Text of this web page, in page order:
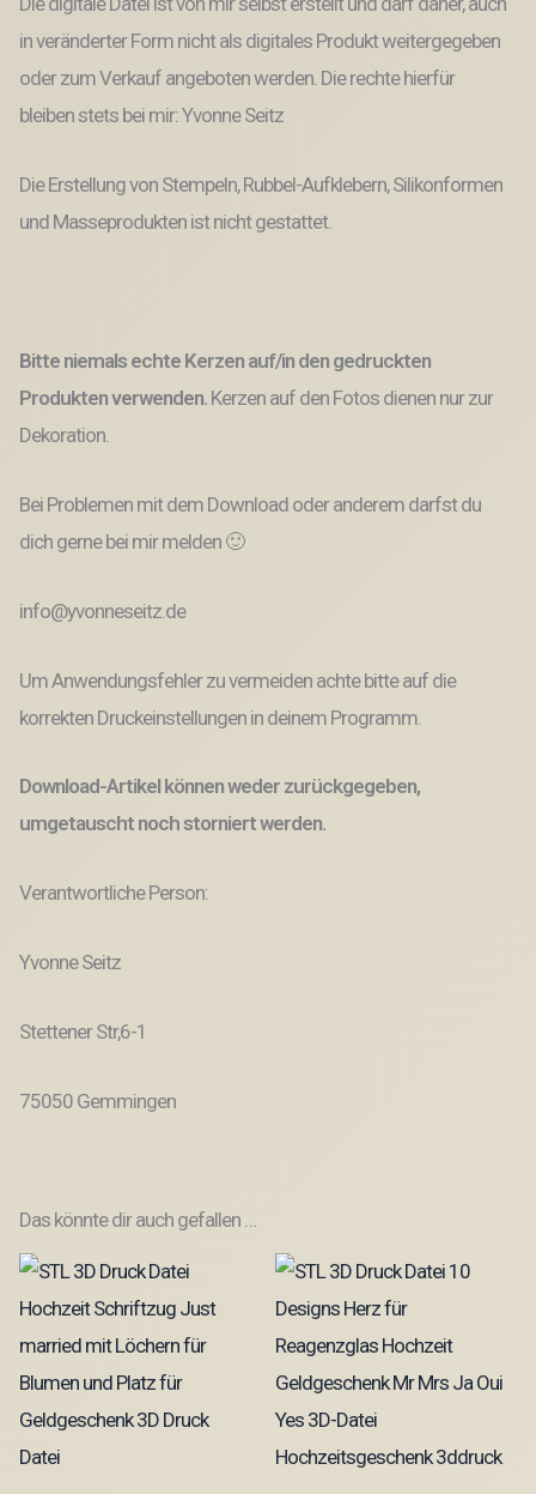
in veränderter Form nicht als digitales Produkt weitergegeben
oder zum Verkauf angeboten werden. Die rechte hierfür
bleiben stets bei mir: Yvonne Seitz
Die Erstellung von Stempeln, Rubbel-Aufklebern, Silikonformen
und Masseprodukten ist nicht gestattet.
Bitte niemals echte Kerzen auf/in den gedruckten
Produkten verwenden. Kerzen auf den Fotos dienen nur zur
Dekoration.
Bei Problemen mit dem Download oder anderem darfst du
dich gerne bei mir melden 🙂
info@yvonneseitz.de
Um Anwendungsfehler zu vermeiden achte bitte auf die
korrekten Druckeinstellungen in deinem Programm.
Download-Artikel können weder zurückgegeben,
umgetauscht noch storniert werden.
Verantwortliche Person:
Yvonne Seitz
Stettener Str,6-1
75050 Gemmingen
Das könnte dir auch gefallen …